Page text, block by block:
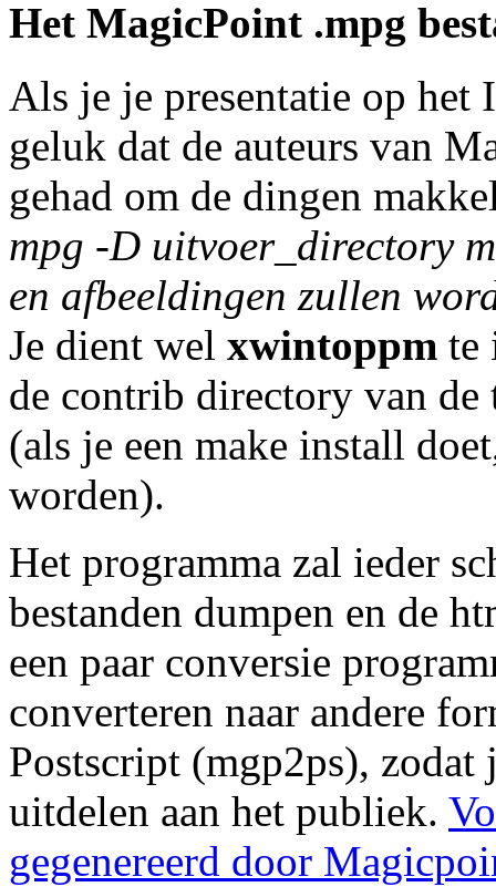
Het MagicPoint .mpg
Als je je presentatie op het
geluk dat de auteurs van
gehad om de dingen
mpg -D uitvoer_directory
en afbeeldingen zullen
Je dient wel xwintoppm te
de contrib directory van de
(als je een make install
worden).
Het programma zal ieder
bestanden dumpen en de
een paar conversie
converteren naar andere
Postscript (mgp2ps), zodat
uitdelen aan het publiek.
gegenereerd door